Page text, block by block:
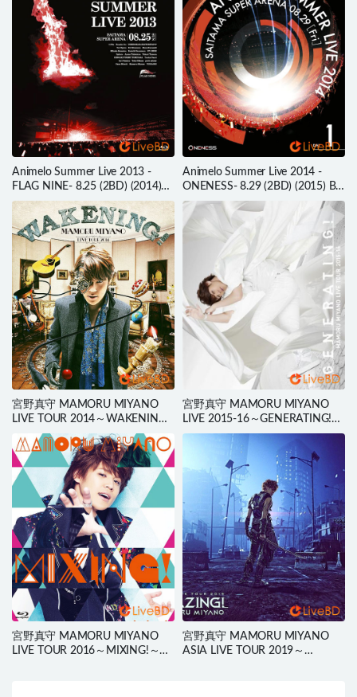
Animelo Summer Live 2013 -
FLAG NINE- 8.25 (2BD) (2014)
BD蓝光原盘 74.1G
Animelo Summer Live 2014 -
ONENESS- 8.29 (2BD) (2015) BD
蓝光原盘 78.5G
宮野真守 MAMORU MIYANO
LIVE TOUR 2014～WAKENING!
～(2BD) (2015) BD蓝光原盘
83.2G
宮野真守 MAMORU MIYANO
LIVE 2015-16～GENERATING!～
(2BD) (2016) BD蓝光原盘 61.6G
宮野真守 MAMORU MIYANO
LIVE TOUR 2016～MIXING!～
宮野真守 MAMORU MIYANO
ASIA LIVE TOUR 2019～